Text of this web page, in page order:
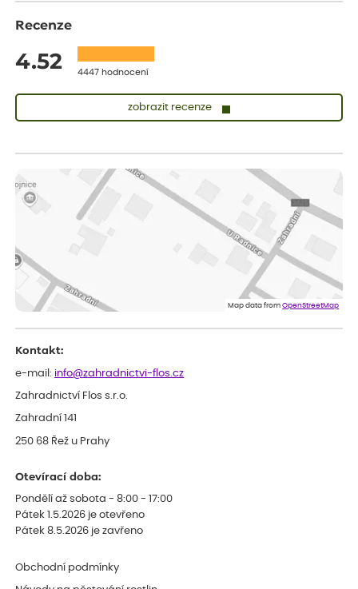
Recenze
4.52 4447 hodnocení
zobrazit recenze
vše v naprostém pořádku
ověřený nákup dnes
Jana
Flos je nejlepší &#129321;
Map data fromOpenStreetMap
Kontakt:
e-mail: info@zahradnictvi-flos.cz
Zahradnictví Flos s.r.o.
Zahradní 141
250 68 Řež u Prahy
Otevírací doba:
Pondělí až sobota - 8:00 - 17:00
Pátek 1.5.2026 je otevřeno
Pátek 8.5.2026 je zavřeno
Obchodní podmínky